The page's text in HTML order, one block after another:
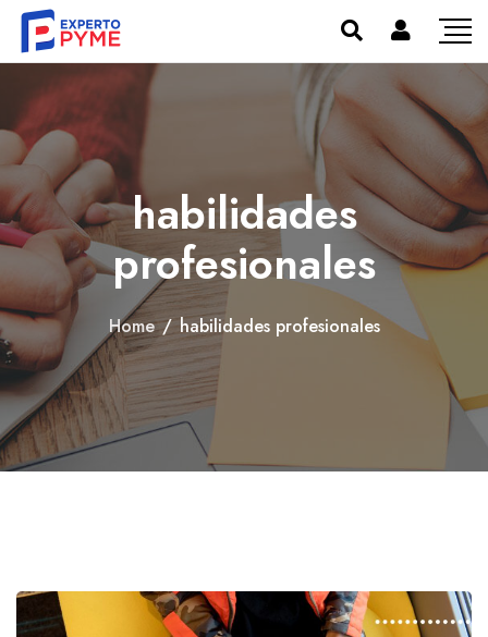
habilidades
profesionales
Home / habilidades profesionales